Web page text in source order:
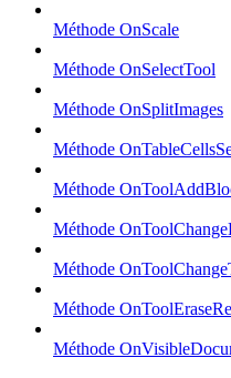
Méthode OnScale
Méthode OnSelectTool
Méthode OnSplitImages
Méthode
Méthode
Méthode
Méthode
Méthode
Méthode